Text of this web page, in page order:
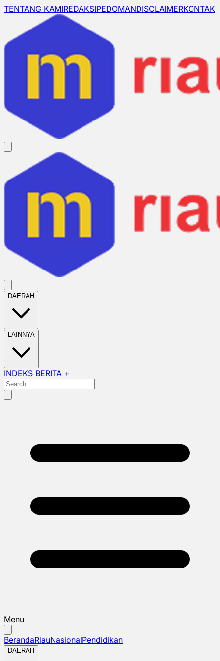
TENTANG KAMIREDAKSIPEDOMANDISCLAIMERKONTAK
DAERAH
LAINNYA
INDEKS BERITA +
Menu
BerandaRiauNasionalPendidikan
DAERAH